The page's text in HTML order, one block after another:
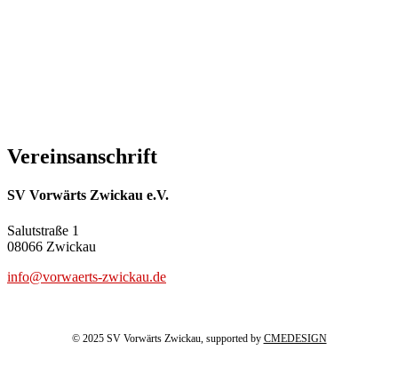
Vereinsanschrift
SV Vorwärts Zwickau e.V.
Salutstraße 1
08066 Zwickau
info@vorwaerts-zwickau.de
© 2025 SV Vorwärts Zwickau, supported by CMEDESIGN